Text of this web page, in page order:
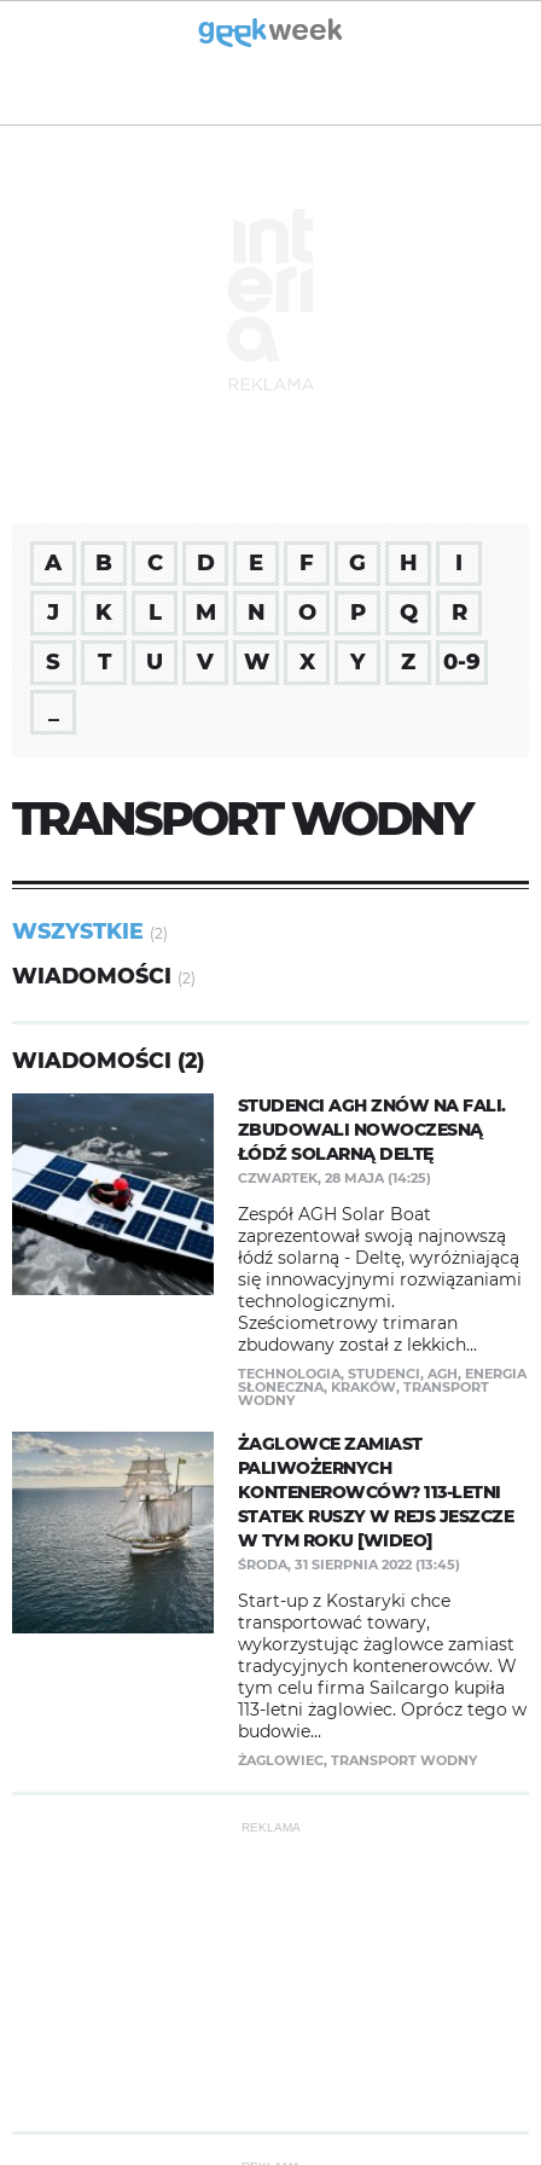
A B C D E F G H
I
J
K L M N O P Q
R
S
T U V W X Y Z
0-9
TRANSPORT WODNY
WSZYSTKIE (2)
WIADOMOŚCI (2)
WIADOMOŚCI (2)
STUDENCI AGH ZNÓW NA FALI.
ZBUDOWALI NOWOCZESNĄ
ŁÓDŹ SOLARNĄ DELTĘ
CZWARTEK, 28 MAJA (14:25)
Zespół AGH Solar Boat
zaprezentował swoją najnowszą
łódź solarną - Deltę, wyróżniającą
się innowacyjnymi rozwiązaniami
technologicznymi.
Sześciometrowy trimaran
zbudowany został z lekkich...
TECHNOLOGIA, STUDENCI, AGH, ENERGIA
SŁONECZNA, KRAKÓW, TRANSPORT
WODNY
ŻAGLOWCE ZAMIAST
PALIWOŻERNYCH
KONTENEROWCÓW? 113-LETNI
STATEK RUSZY W REJS JESZCZE
W TYM ROKU [WIDEO]
ŚRODA, 31 SIERPNIA 2022 (13:45)
Start-up z Kostaryki chce
transportować towary,
wykorzystując żaglowce zamiast
tradycyjnych kontenerowców. W
tym celu firma Sailcargo kupiła
113-letni żaglowiec. Oprócz tego w
budowie...
ŻAGLOWIEC, TRANSPORT WODNY
REKLAMA